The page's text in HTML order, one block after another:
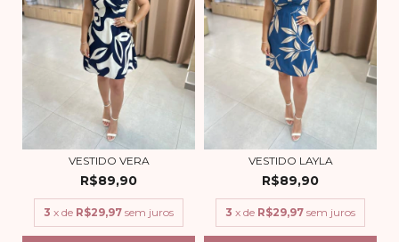
VESTIDO VERA
R$89,90
3 x de R$29,97 sem juros
VESTIDO LAYLA
R$89,90
3 x de R$29,97 sem juros